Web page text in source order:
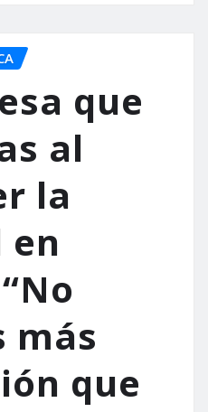
que
al
la
más
que